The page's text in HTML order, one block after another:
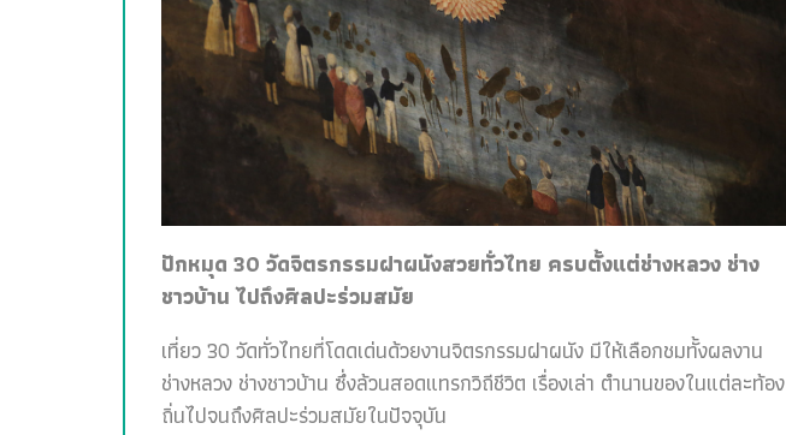
ปักหมุด 30 วัดจิตรกรรมฝาผนังสวยทั่วไทย ครบตั้งแต่ช่างหลวง ช่าง
ชาวบ้าน ไปถึงศิลปะร่วมสมัย
เที่ยว 30 วัดทั่วไทยที่โดดเด่นด้วยงานจิตรกรรมฝาผนัง มีให้เลือกชมทั้งผลงาน
ช่างหลวง ช่างชาวบ้าน ซึ่งล้วนสอดแทรกวิถีชีวิต เรื่องเล่า ตำนานของในแต่ละท้อง
ถิ่นไปจนถึงศิลปะร่วมสมัยในปัจจุบัน